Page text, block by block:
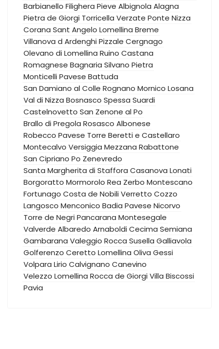
Barbianello Filighera Pieve Albignola Alagna
Pietra de Giorgi Torricella Verzate Ponte Nizza
Corana Sant Angelo Lomellina Breme
Villanova d ArdenghiPizzale Cergnago
Olevano di Lomellina Ruino Castana
Romagnese Bagnaria Silvano Pietra
Monticelli Pavese Battuda
San Damiano al Colle Rognano Mornico Losana
Val di Nizza Bosnasco Spessa Suardi
Castelnovetto San Zenone al Po
Brallo di Pregola Rosasco Albonese
Robecco Pavese Torre Beretti e Castellaro
Montecalvo Versiggia Mezzana Rabattone
San Cipriano Po Zenevredo
Santa Margherita di Staffora Casanova Lonati
Borgoratto Mormorolo Rea Zerbo Montescano
Fortunago Costa de NobiliVerretto Cozzo
Langosco Menconico Badia Pavese Nicorvo
Torre de NegriPancarana Montesegale
Valverde Albaredo ArnaboldiCecima Semiana
Gambarana Valeggio Rocca Susella Galliavola
Golferenzo Ceretto Lomellina Oliva Gessi
Volpara Lirio Calvignano Canevino
Velezzo Lomellina Rocca de GiorgiVilla Biscossi
Pavia